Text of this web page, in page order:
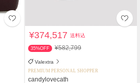
¥374,517送料込
35%OFF ¥582,799
Valextra
PREMIUM PERSONAL SHOPPER
candylovecath